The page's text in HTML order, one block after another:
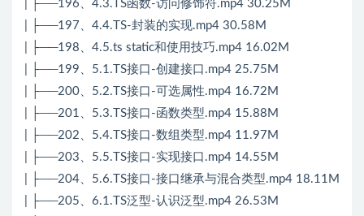
| ├──196、4.3.TS函数-访问修饰符.mp4 30.25M
| ├──197、4.4.TS-封装的实现.mp4 30.58M
| ├──198、4.5.ts static和使用技巧.mp4 16.02M
| ├──199、5.1.TS接口-创建接口.mp4 25.75M
| ├──200、5.2.TS接口-可选属性.mp4 16.72M
| ├──201、5.3.TS接口-函数类型.mp4 15.88M
| ├──202、5.4.TS接口-数组类型.mp4 11.97M
| ├──203、5.5.TS接口-实现接口.mp4 14.55M
| ├──204、5.6.TS接口-接口继承与混合类型.mp4 18.11M
| ├──205、6.1.TS泛型-认识泛型.mp4 26.53M